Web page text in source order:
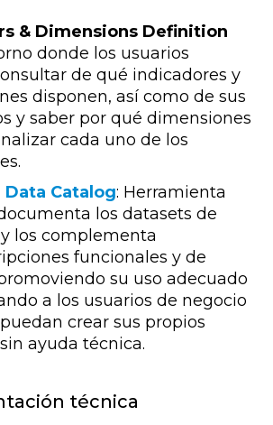
& Dimensions Definition
donde los usuarios
de qué indicadores y
disponen, así como de sus
y saber por qué dimensiones
cada uno de los
Data Catalog: Herramienta
los datasets de
los complementa
funcionales y de
su uso adecuado
a los usuarios de negocio
crear sus propios
ayuda técnica.
técnica